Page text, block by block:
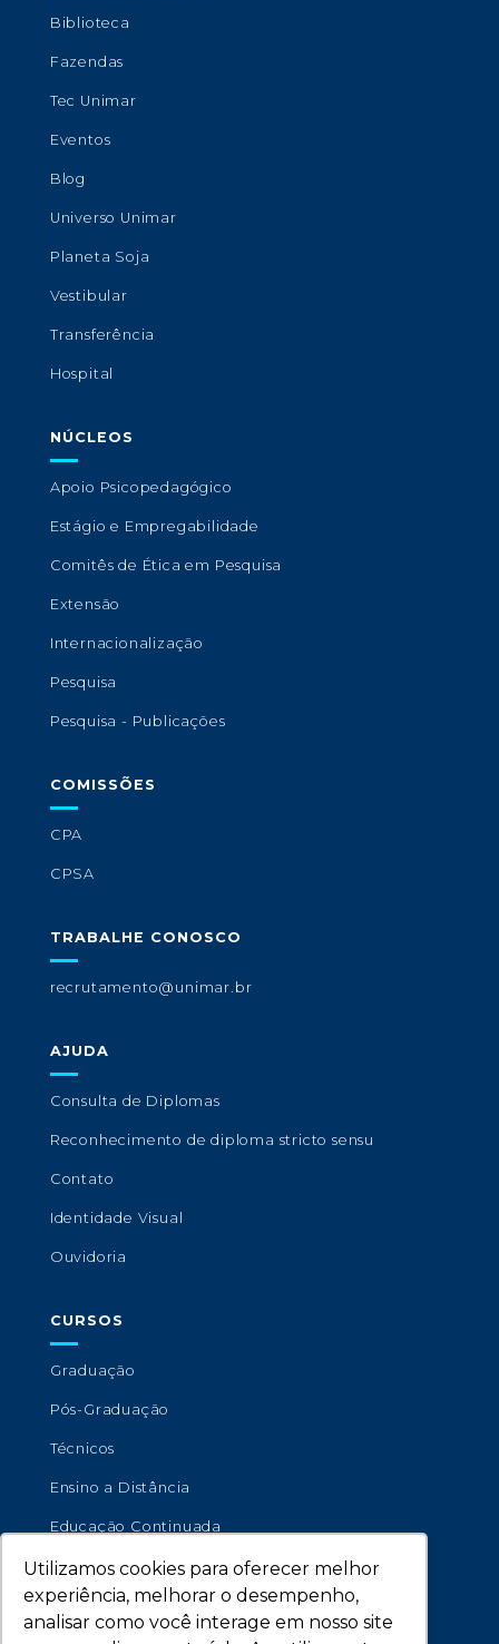
Utilizamos cookies para oferecer melhor
experiência, melhorar o desempenho,
analisar como você interage em nosso site
Biblioteca
Fazendas
Tec Unimar
Eventos
Blog
Universo Unimar
Planeta Soja
Vestibular
Transferência
Hospital
NÚCLEOS
Apoio Psicopedagógico
Estágio e Empregabilidade
Comitês de Ética em Pesquisa
Extensão
Internacionalização
Pesquisa
Pesquisa - Publicações
COMISSÕES
CPA
CPSA
TRABALHE CONOSCO
recrutamento@unimar.br
AJUDA
Consulta de Diplomas
Reconhecimento de diploma stricto sensu
Contato
Identidade Visual
Ouvidoria
CURSOS
Graduação
Pós-Graduação
Técnicos
Ensino a Distância
Educação Continuada